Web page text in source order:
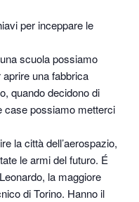
per inceppare le
scuola possiamo
una fabbrica
quando decidono di
case possiamo metterci
la città dell’aerospazio,
le armi del futuro. É
la maggiore
di Torino. Hanno il